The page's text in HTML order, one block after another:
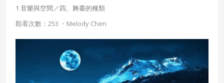
1 音樂與空間／四、舞臺的種類
觀看次數：253 ・ Melody Chen